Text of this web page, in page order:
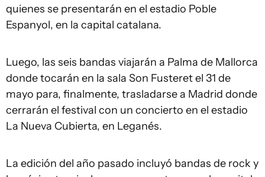
quienes se presentarán en el estadio Poble
Espanyol, en la capital catalana.
Luego, las seis bandas viajarán a Palma de Mallorca
donde tocarán en la sala Son Fusteret el 31 de
mayo para, finalmente, trasladarse a Madrid donde
cerrarán el festival con un concierto en el estadio
La Nueva Cubierta, en Leganés.
La edición del año pasado incluyó bandas de rock y